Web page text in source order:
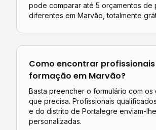
pode comparar até 5 orçamentos de
diferentes em Marvão , totalmente
Como encontrar
formação em Marvão?
Basta preencher o formulário com os
que precisa. Profissionais
e do distrito de Portalegre enviam-
personalizadas.